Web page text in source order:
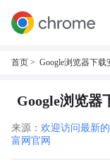
首页 > Google浏览器下
Google浏览器
来源： 欢迎访问最新
富网官网